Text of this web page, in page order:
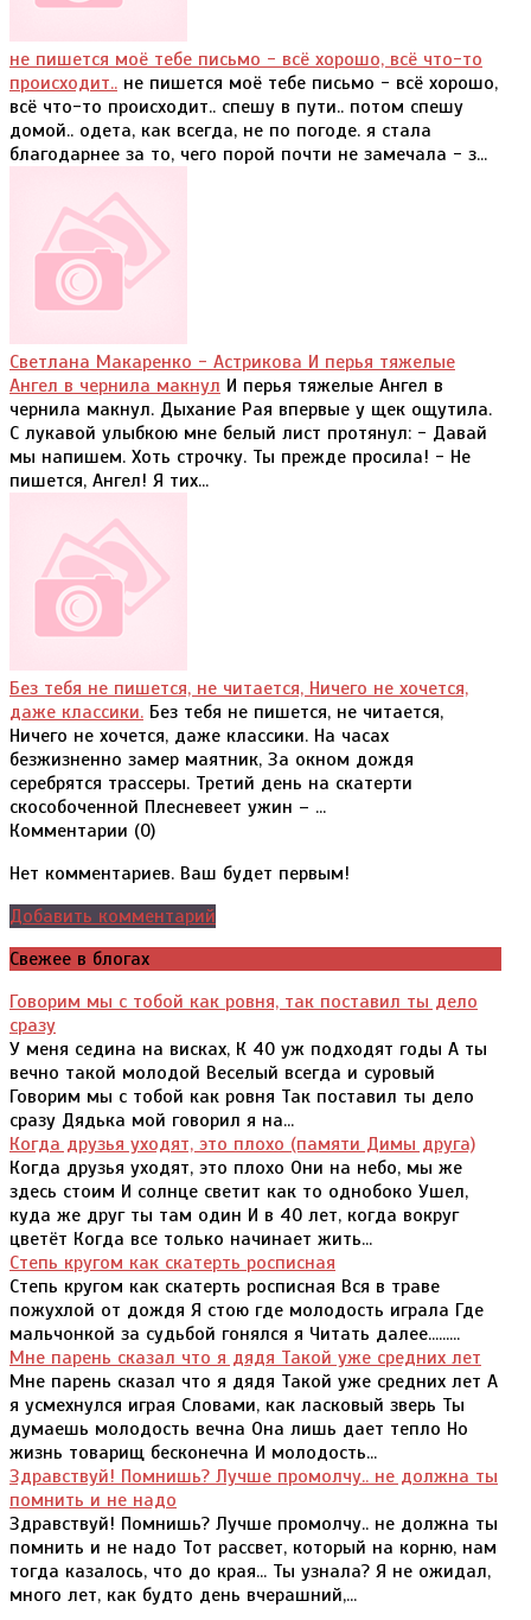
не пишется моё тебе письмо - всё хорошо, всё что-то
происходит.. не пишется моё тебе письмо - всё хорошо,
всё что-то происходит.. спешу в пути.. потом спешу
домой.. одета, как всегда, не по погоде. я стала
благодарнее за то, чего порой почти не замечала - з...
Светлана Макаренко - Астрикова И перья тяжелые
Ангел в чернила макнул И перья тяжелые Ангел в
чернила макнул. Дыхание Рая впервые у щек ощутила.
С лукавой улыбкою мне белый лист протянул: - Давай
мы напишем. Хоть строчку. Ты прежде просила! - Не
пишется, Ангел! Я тих...
Без тебя не пишется, не читается, Ничего не хочется,
даже классики. Без тебя не пишется, не читается,
Ничего не хочется, даже классики. На часах
безжизненно замер маятник, За окном дождя
серебрятся трассеры. Третий день на скатерти
скособоченной Плесневеет ужин – ...
Комментарии (0)
Нет комментариев. Ваш будет первым!
Добавить комментарий
Свежее в блогах
Говорим мы с тобой как ровня, так поставил ты дело
сразу
У меня седина на висках, К 40 уж подходят годы А ты
вечно такой молодой Веселый всегда и суровый
Говорим мы с тобой как ровня Так поставил ты дело
сразу Дядька мой говорил я на...
Когда друзья уходят, это плохо (памяти Димы друга)
Когда друзья уходят, это плохо Они на небо, мы же
здесь стоим И солнце светит как то однобоко Ушел,
куда же друг ты там один И в 40 лет, когда вокруг
цветёт Когда все только начинает жить...
Степь кругом как скатерть росписная
Степь кругом как скатерть росписная Вся в траве
пожухлой от дождя Я стою где молодость играла Где
мальчонкой за судьбой гонялся я Читать далее.........
Мне парень сказал что я дядя Такой уже средних лет
Мне парень сказал что я дядя Такой уже средних лет А
я усмехнулся играя Словами, как ласковый зверь Ты
думаешь молодость вечна Она лишь дает тепло Но
жизнь товарищ бесконечна И молодость...
Здравствуй! Помнишь? Лучше промолчу.. не должна ты
помнить и не надо
Здравствуй! Помнишь? Лучше промолчу.. не должна ты
помнить и не надо Тот рассвет, который на корню, нам
тогда казалось, что до края... Ты узнала? Я не ожидал,
много лет, как будто день вчерашний,...